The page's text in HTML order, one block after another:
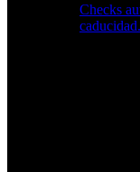
Checks